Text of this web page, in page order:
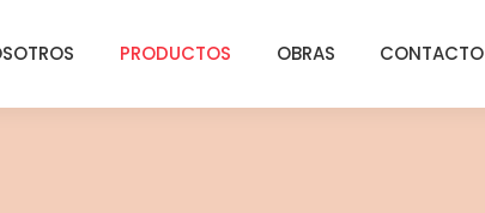
PRODUCTOS OBRAS CONTACTO